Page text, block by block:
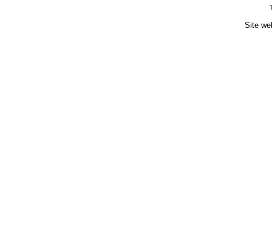
Site